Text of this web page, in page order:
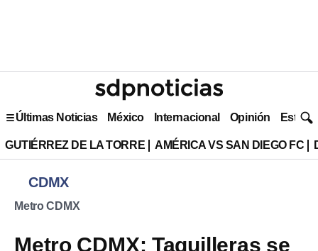
Últimas Noticias México Internacional Opinión Estilo
GUTIÉRREZ DE LA TORRE AMÉRICA VS SAN DIEGO FC
CDMX
Metro CDMX
Metro CDMX: Taquilleras se